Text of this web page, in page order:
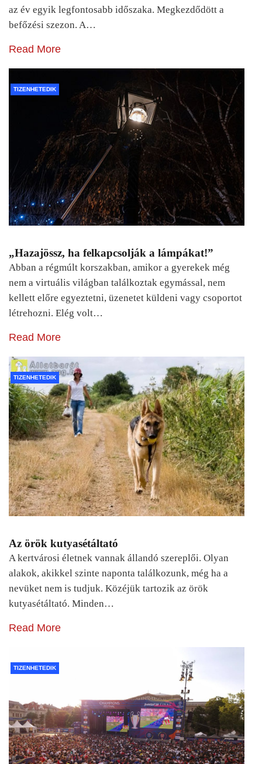
az év egyik legfontosabb időszaka. Megkezdődött a
befőzési szezon. A…
Read More
TIZENHETEDIK
„Hazajössz, ha felkapcsolják a lámpákat!”
Abban a régmúlt korszakban, amikor a gyerekek még
nem a virtuális világban találkoztak egymással, nem
kellett előre egyeztetni, üzenetet küldeni vagy csoportot
létrehozni. Elég volt…
Read More
TIZENHETEDIK
Az örök kutyasétáltató
A kertvárosi életnek vannak állandó szereplői. Olyan
alakok, akikkel szinte naponta találkozunk, még ha a
nevüket nem is tudjuk. Közéjük tartozik az örök
kutyasétáltató. Minden…
Read More
TIZENHETEDIK